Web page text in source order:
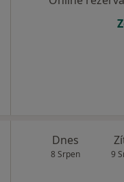
Dnes
8 Srpen 9